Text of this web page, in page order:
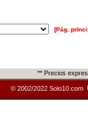
[Pág.
** Precios
© 2002/2022 Solo10.com